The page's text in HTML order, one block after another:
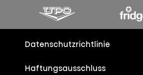
Datenschutzrichtlinie
Haftungsausschluss